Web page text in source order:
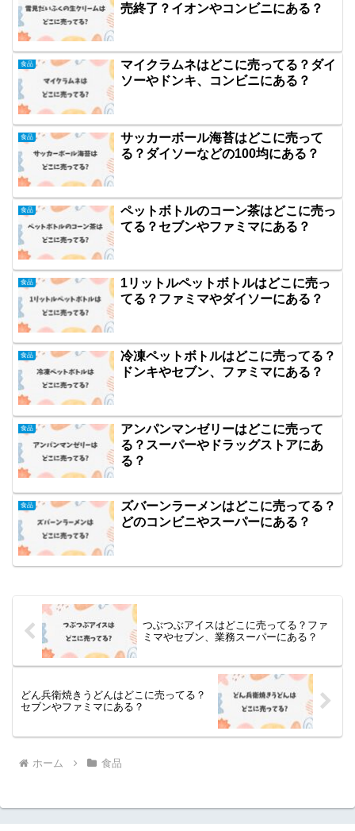
売終了？イオンやコンビニにある？
食品
マイクラムネはどこに売ってる？ダイ
ソーやドンキ、コンビニにある？
食品
サッカーボール海苔はどこに売って
る？ダイソーなどの100均にある？
食品
ペットボトルのコーン茶はどこに売っ
てる？セブンやファミマにある？
食品
1リットルペットボトルはどこに売っ
てる？ファミマやダイソーにある？
食品
冷凍ペットボトルはどこに売ってる？
ドンキやセブン、ファミマにある？
食品
アンパンマンゼリーはどこに売って
る？スーパーやドラッグストアにあ
る？
食品
ズバーンラーメンはどこに売ってる？
どのコンビニやスーパーにある？
つぶつぶアイスはどこに売ってる？ファ
ミマやセブン、業務スーパーにある？
どん兵衛焼きうどんはどこに売ってる？
セブンやファミマにある？
ホーム 食品